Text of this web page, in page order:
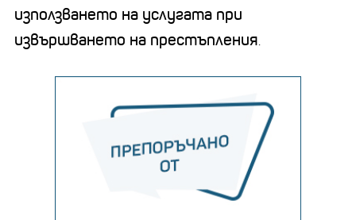
използването на услугата при
извършването на престъпления.